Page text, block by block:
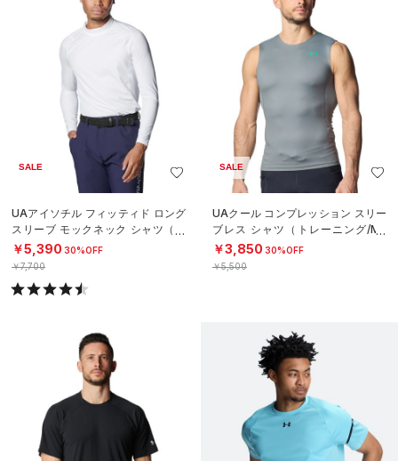
SALE
UAアイソチル フィッティド ロング
スリーブ モックネック シャツ（ゴ
ルフ/MEN）
￥5,390 30%OFF
￥7,700
SALE
UAクール コンプレッション スリー
ブレス シャツ（トレーニング/ME
N）
￥3,850 30%OFF
￥5,500